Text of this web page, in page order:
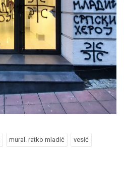
mural. ratko mladić vesić